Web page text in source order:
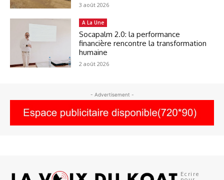
3 août 2026
A La Une
Socapalm 2.0: la performance
financière rencontre la transformation
humaine
2 août 2026
- Advertisement -
Ecrire